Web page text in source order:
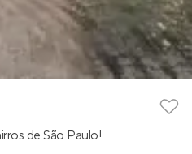
de São Paulo!